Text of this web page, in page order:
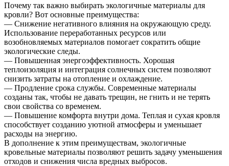
Почему так важно выбирать экологичные материалы для
кровли? Вот основные преимущества:
— Снижение негативного влияния на окружающую среду.
Использование переработанных ресурсов или
возобновляемых материалов помогает сократить общие
экологические следы.
— Повышенная энергоэффективность. Хорошая
теплоизоляция и интеграция солнечных систем позволяют
снизить затраты на отопление и охлаждение.
— Продление срока службы. Современные материалы
созданы так, чтобы не давать трещин, не гнить и не терять
свои свойства со временем.
— Повышение комфорта внутри дома. Теплая и сухая кровля
способствует созданию уютной атмосферы и уменьшает
расходы на энергию.
В дополнение к этим преимуществам, экологичные
кровельные материалы позволяют решить задачу уменьшения
отходов и снижения числа вредных выбросов.